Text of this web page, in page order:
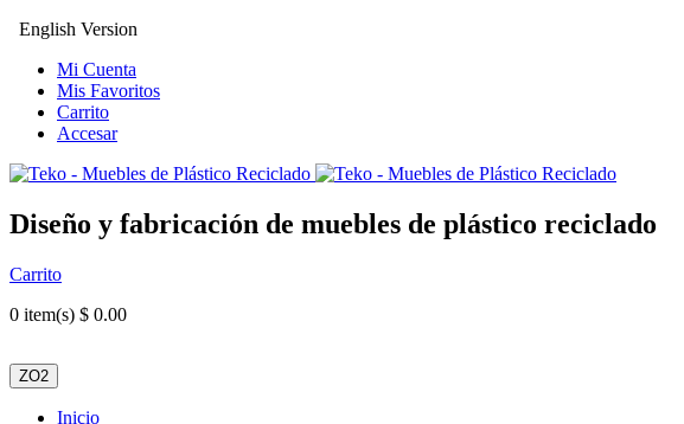
English Version
Mi Cuenta
Mis Favoritos
Carrito
Accesar
Diseño y fabricación de muebles de plástico reciclado
Carrito
0 item(s) $ 0.00
ZO2
Inicio